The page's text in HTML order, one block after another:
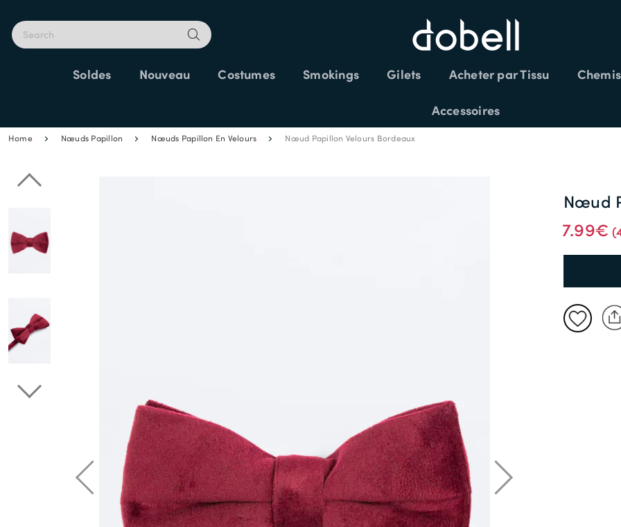
Soldes Nouveau Costumes Smokings Gilets Acheter par Tissu
Accessoires
25% SUPPLÉMENTAIRES SUR LES SOLDES CODE:
Home Nœuds Papillon Nœuds Papillon En Velours Nœud Papillon Velours Bordeaux
7.99€
Nœud